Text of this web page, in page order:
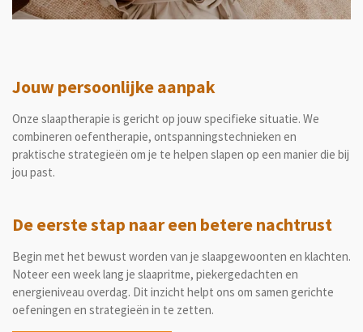
Jouw persoonlijke aanpak
Onze slaaptherapie is gericht op jouw specifieke situatie. We
combineren oefentherapie, ontspanningstechnieken en
praktische strategieën om je te helpen slapen op een manier die bij
jou past.
De eerste stap naar een betere nachtrust
Begin met het bewust worden van je slaapgewoonten en klachten.
Noteer een week lang je slaapritme, piekergedachten en
energieniveau overdag. Dit inzicht helpt ons om samen gerichte
oefeningen en strategieën in te zetten.